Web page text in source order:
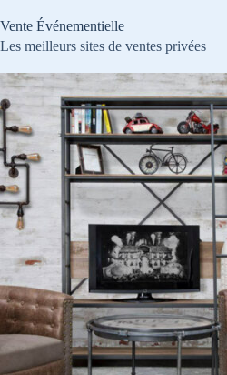
au
contenu
Vente Événementielle
Les meilleurs sites de ventes privées